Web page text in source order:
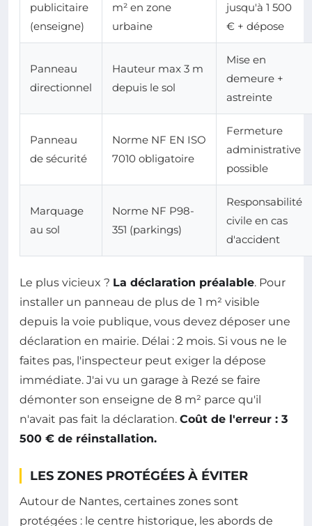
publicitaire
(enseigne)
m² en zone
urbaine
jusqu'à 1 500
€ + dépose
Panneau
directionnel
Hauteur max 3 m
depuis le sol
Mise en
demeure +
astreinte
Panneau
de sécurité
Norme NF EN ISO
7010 obligatoire
Fermeture
administrative
possible
Marquage
au sol
Norme NF P98-
351 (parkings)
Responsabilité
civile en cas
d'accident
Le plus vicieux ? La déclaration préalable. Pour
installer un panneau de plus de 1 m² visible
depuis la voie publique, vous devez déposer une
déclaration en mairie. Délai : 2 mois. Si vous ne le
faites pas, l'inspecteur peut exiger la dépose
immédiate. J'ai vu un garage à Rezé se faire
démonter son enseigne de 8 m² parce qu'il
n'avait pas fait la déclaration. Coût de l'erreur : 3
500 € de réinstallation.
LES ZONES PROTÉGÉES À ÉVITER
Autour de Nantes, certaines zones sont
protégées : le centre historique, les abords de